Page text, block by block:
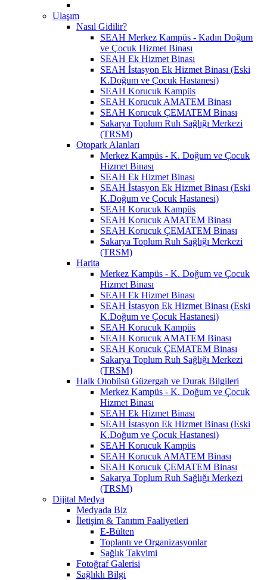
Ulaşım
Nasıl Gidilir?
SEAH Merkez Kampüs - Kadın Doğum
ve Çocuk Hizmet Binası
SEAH Ek Hizmet Binası
SEAH İstasyon Ek Hizmet Binası (Eski
K.Doğum ve Çocuk Hastanesi)
SEAH Korucuk Kampüs
SEAH Korucuk AMATEM Binası
SEAH Korucuk ÇEMATEM Binası
Sakarya Toplum Ruh Sağlığı Merkezi
(TRSM)
Otopark Alanları
Merkez Kampüs - K. Doğum ve Çocuk
Hizmet Binası
SEAH Ek Hizmet Binası
SEAH İstasyon Ek Hizmet Binası (Eski
K.Doğum ve Çocuk Hastanesi)
SEAH Korucuk Kampüs
SEAH Korucuk AMATEM Binası
SEAH Korucuk ÇEMATEM Binası
Sakarya Toplum Ruh Sağlığı Merkezi
(TRSM)
Harita
Merkez Kampüs - K. Doğum ve Çocuk
Hizmet Binası
SEAH Ek Hizmet Binası
SEAH İstasyon Ek Hizmet Binası (Eski
K.Doğum ve Çocuk Hastanesi)
SEAH Korucuk Kampüs
SEAH Korucuk AMATEM Binası
SEAH Korucuk ÇEMATEM Binası
Sakarya Toplum Ruh Sağlığı Merkezi
(TRSM)
Halk Otobüsü Güzergah ve Durak Bilgileri
Merkez Kampüs - K. Doğum ve Çocuk
Hizmet Binası
SEAH Ek Hizmet Binası
SEAH İstasyon Ek Hizmet Binası (Eski
K.Doğum ve Çocuk Hastanesi)
SEAH Korucuk Kampüs
SEAH Korucuk AMATEM Binası
SEAH Korucuk ÇEMATEM Binası
Sakarya Toplum Ruh Sağlığı Merkezi
(TRSM)
Dijital Medya
Medyada Biz
İletişim & Tanıtım Faaliyetleri
E-Bülten
Toplantı ve Organizasyonlar
Sağlık Takvimi
Fotoğraf Galerisi
Sağlıklı Bilgi